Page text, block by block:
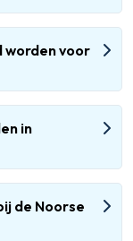
worden voor
in
de Noorse